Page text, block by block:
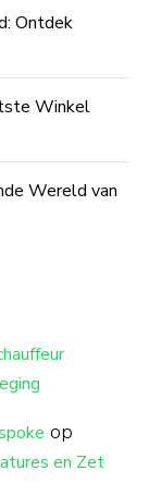
Ontdek
Winkel
Wereld van
op
en Zet